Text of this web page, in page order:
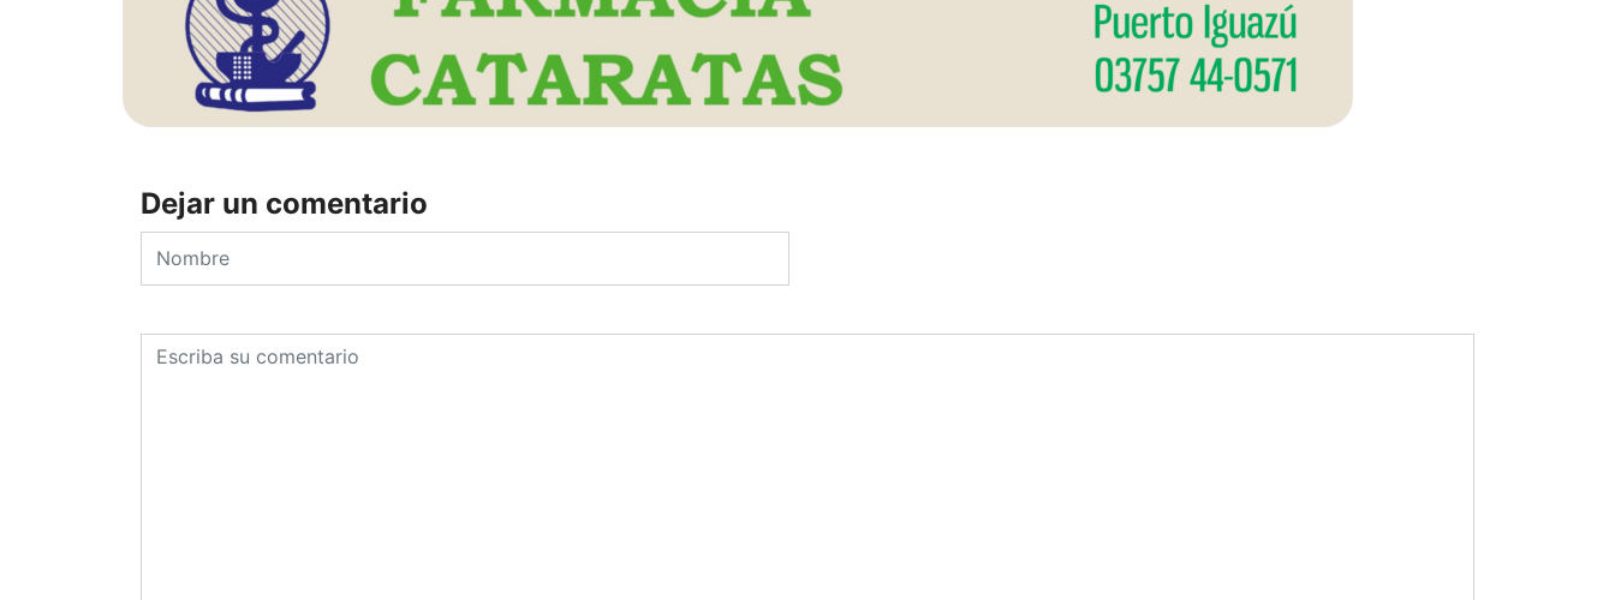
Dejar un comentario